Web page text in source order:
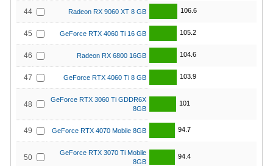
44 Radeon RX 9060 XT 8 GB 106.6
45 GeForce RTX 4060 Ti 16 GB 105.2
46 Radeon RX 6800 16GB 104.6
47 GeForce RTX 4060 Ti 8 GB 103.9
48
GeForce RTX 3060 Ti GDDR6X
8GB
101
49 GeForce RTX 4070 Mobile 8GB 94.7
50
GeForce RTX 3070 Ti Mobile
8GB
94.4